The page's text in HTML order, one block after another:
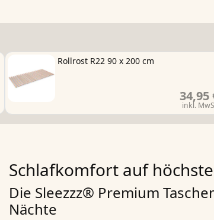
Rollrost R22 90 x 200 cm
34,95
inkl.
Schlafkomfort auf
Die Sleezzz® Premium
Nächte